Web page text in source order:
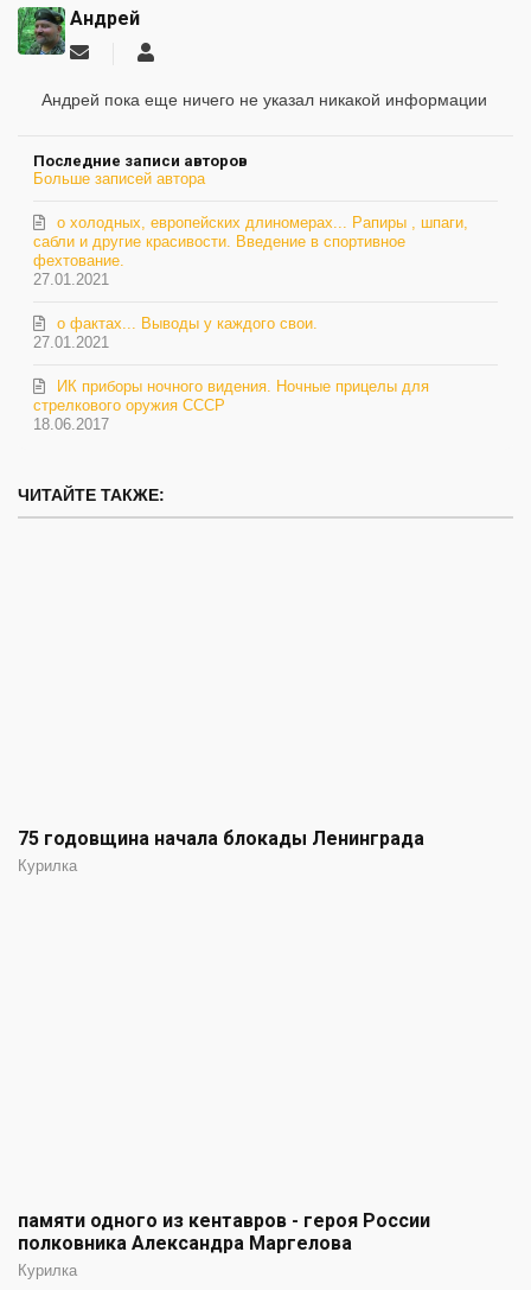
Андрей
Подписаться
обновление
Андрей пока еще ничего не указал никакой информации
Последние записи авторов
Больше записей автора
27.01.2021
о холодных, европейских длиномерах... Рапиры , шпаги,
сабли и другие красивости. Введение в спортивное
фехтование.
27.01.2021
о фактах... Выводы у каждого свои.
18.06.2017
ИК приборы ночного видения. Ночные прицелы для
стрелкового оружия СССР
ЧИТАЙТЕ ТАКЖЕ:
75 годовщина начала блокады Ленинграда
Курилка
памяти одного из кентавров - героя России
полковника Александра Маргелова
Курилка